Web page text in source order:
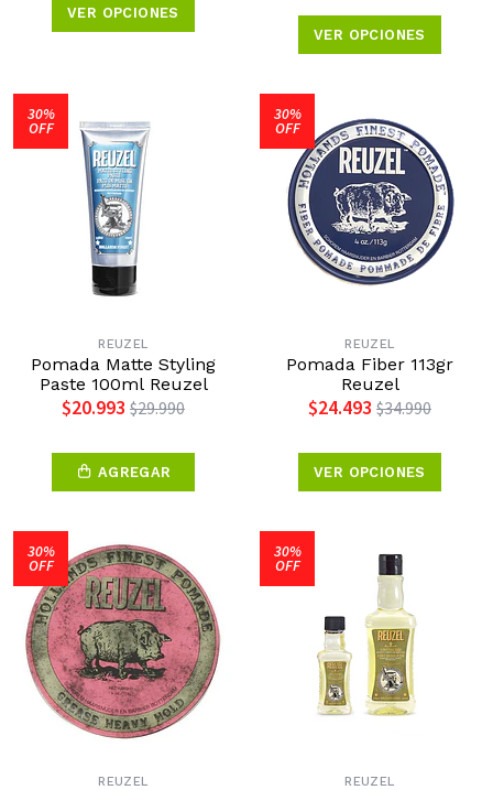
VER OPCIONES
VER OPCIONES
30%
OFF
REUZEL
Pomada Matte Styling
Paste 100ml Reuzel
$20.993 $29.990
AGREGAR
30%
OFF
REUZEL
Pomada Fiber 113gr
Reuzel
$24.493 $34.990
VER OPCIONES
30%
OFF
REUZEL
30%
OFF
REUZEL